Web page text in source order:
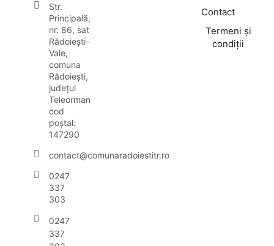
Str.
Principală,
nr. 86, sat
Rădoiești-
Vale,
comuna
Rădoiești,
județul
Teleorman
cod
poștal:
147290
contact@comunaradoiestitr.ro
0247
337
303
0247
337
Contact
Termeni și
condiții